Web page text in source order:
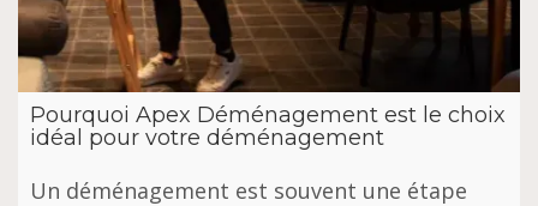
Pourquoi Apex Déménagement est le choix
idéal pour votre déménagement
Un déménagement est souvent une étape